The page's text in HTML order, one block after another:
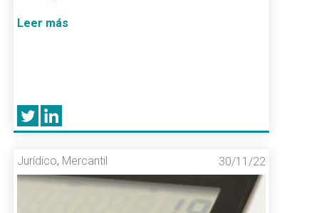
Leer más
Jurídico, Mercantil 30/11/22